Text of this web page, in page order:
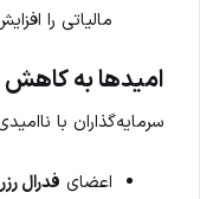
مالیاتی را
امیدها به کاهش
سرمایه‌گذاران با
اعضای فدرال